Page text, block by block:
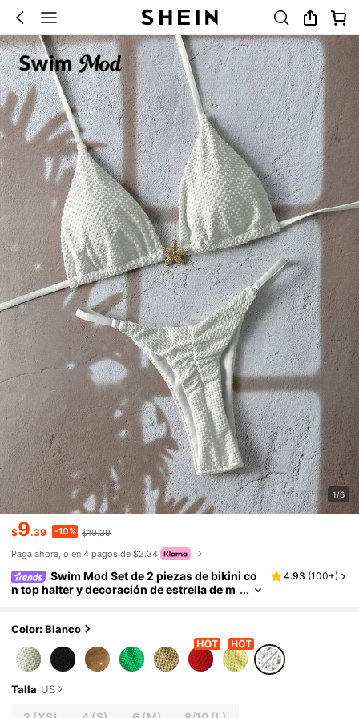
1/6
$9.39 -10% $10.39
Paga ahora, o en 4 pagos de $2.34
Swim Mod Set de 2 piezas de bikini co
n top halter y decoración de estrella de m
4.93 (100+)
Color: Blanco
Talla US